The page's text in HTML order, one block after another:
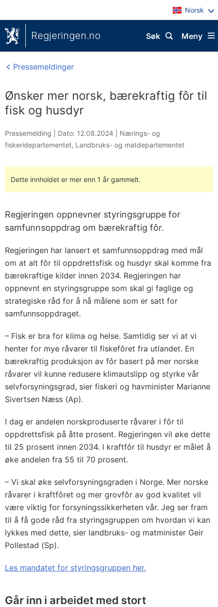
Norsk
Regjeringen.no Meny
Søk
Pressemeldinger
Ønsker mer norsk, bærekraftig fôr til
fisk og husdyr
Pressemelding | Dato: 12.08.2024
Nærings- og
fiskeridepartementet, Landbruks- og matdepartementet
Dette innholdet er mer enn 1 år gammelt.
Regjeringen oppnevner styringsgruppe for
samfunnsoppdrag om bærekraftig fôr.
Regjeringen har lansert et samfunnsoppdrag med mål
om at alt fôr til oppdrettsfisk og husdyr skal komme fra
bærekraftige kilder innen 2034. Regjeringen har
oppnevnt en styringsgruppe som skal gi faglige og
strategiske råd for å nå målene som er satt for
samfunnsoppdraget.
– Fisk er bra for klima og helse. Samtidig ser vi at vi
henter for mye råvarer til fiskefôret fra utlandet. En
bærekraftig produksjon av fôr basert på mer norske
råvarer vil kunne redusere klimautslipp og styrke vår
selvforsyningsgrad, sier fiskeri og havminister Marianne
Sivertsen Næss (Ap).
I dag er andelen norskproduserte råvarer i fôr til
oppdrettsfisk på åtte prosent. Regjeringen vil øke dette
til 25 prosent innen 2034. I kraftfôr til husdyr er målet å
øke andelen fra 55 til 70 prosent.
– Vi skal øke selvforsyningsgraden i Norge. Mer norske
råvarer i kraftfôret og mer grovfôr av god kvalitet vil
være viktig for forsyningssikkerheten vår. Jeg ser fram
til å få gode råd fra styringsgruppen om hvordan vi kan
lykkes med dette, sier landbruks- og matminister Geir
Pollestad (Sp).
Les mandatet for styringsgruppen her.
Går inn i arbeidet med stort